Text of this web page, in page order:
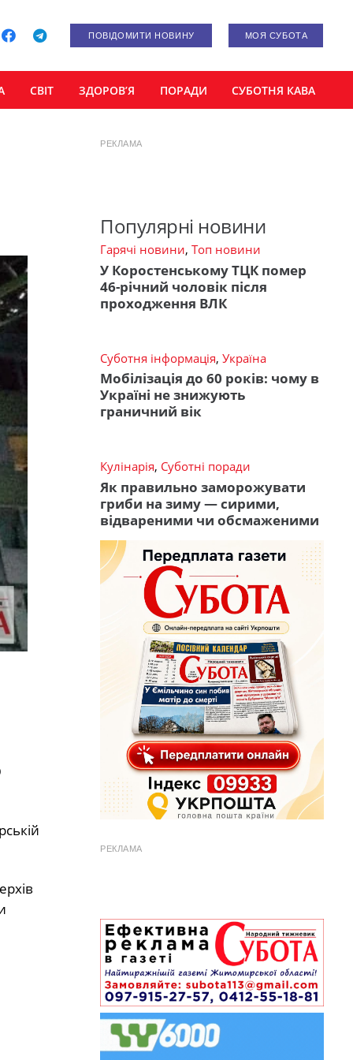
ПОВІДОМИТИ НОВИНУ МОЯ СУБОТА
СВІТ ЗДОРОВ’Я ПОРАДИ СУБОТНЯ КАВА
РЕКЛАМА
Популярні новини
Гарячі новини, Топ новини
У Коростенському ТЦК помер
46-річний чоловік після
проходження ВЛК
Суботня інформація, Україна
Мобілізація до 60 років: чому в
Україні не знижують
граничний вік
Кулінарія, Суботні поради
Як правильно заморожувати
гриби на зиму — сирими,
відвареними чи обсмаженими
РЕКЛАМА